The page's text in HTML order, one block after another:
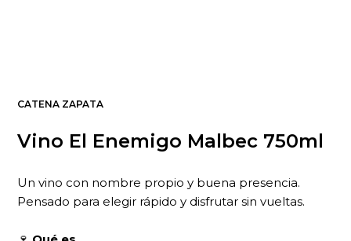
CATENA ZAPATA
Vino El Enemigo Malbec 750ml
Un vino con nombre propio y buena presencia.
Pensado para elegir rápido y disfrutar sin vueltas.